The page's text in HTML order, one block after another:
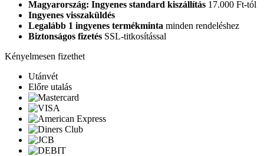
Magyarország: Ingyenes standard kiszállítás 17.000 Ft-tól
Ingyenes visszaküldés
Legalább 1 ingyenes termékminta minden rendeléshez
Biztonságos fizetés SSL-titkosítással
Kényelmesen fizethet
Utánvét
Előre utalás